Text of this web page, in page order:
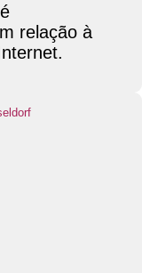
relação à